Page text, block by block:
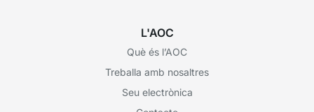
L'AOC
Què és l’AOC
Treballa amb nosaltres
Seu electrònica